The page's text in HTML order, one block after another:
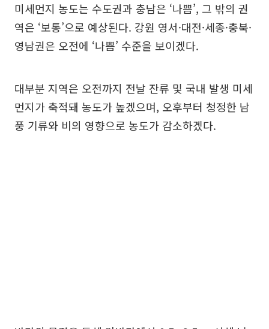
미세먼지 농도는 수도권과 충남은 ‘나쁨’, 그 밖의 권
역은 ‘보통’으로 예상된다. 강원 영서·대전·세종·충북·
영남권은 오전에 ‘나쁨’ 수준을 보이겠다.
대부분 지역은 오전까지 전날 잔류 및 국내 발생 미세
먼지가 축적돼 농도가 높겠으며, 오후부터 청정한 남
풍 기류와 비의 영향으로 농도가 감소하겠다.